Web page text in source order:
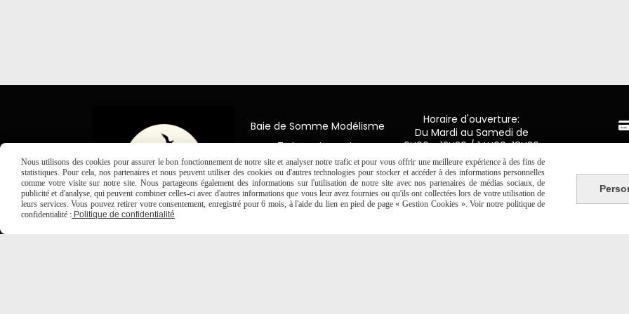
Baie de Somme Modélisme
7 Place Jean de Luxembourg
80150 Crécy en Ponthieu
 03 22 20 06 19
Horaire d'ouverture:
Du Mardi au Samedi de
9H00 - 12H30 / 14H00-18H30
CB
Nous utilisons des cookies pour assurer le bon fonctionnement de notre site et analyser notre trafic et pour vous offrir une meilleure expérience à des fins de
statistiques. Pour cela, nos partenaires et nous peuvent utiliser des cookies ou d'autres technologies pour stocker et accéder à des informations personnelles
comme votre visite sur notre site. Nous partageons également des informations sur l'utilisation de notre site avec nos partenaires de médias sociaux, de
publicité et d'analyse, qui peuvent combiner celles-ci avec d'autres informations que vous leur avez fournies ou qu'ils ont collectées lors de votre utilisation de
leurs services. Vous pouvez retirer votre consentement, enregistré pour 6 mois, à l'aide du lien en pied de page « Gestion Cookies ». Voir notre politique de
confidentialité : Politique de confidentialité